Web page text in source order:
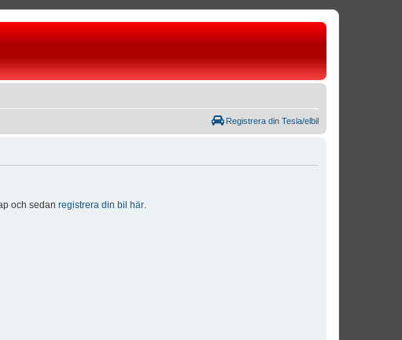
Registrera din Tesla/elbil
och sedan registrera din bil här.